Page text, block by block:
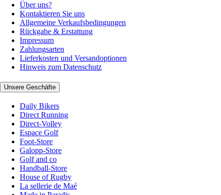
Über uns?
Kontaktieren Sie uns
Allgemeine Verkaufsbedingungen
Rückgabe & Erstattung
Impressum
Zahlungsarten
Lieferkosten und Versandoptionen
Hinweis zum Datenschutz
Unsere Geschäfte
Daily Bikers
Direct Running
Direct-Volley
Espace Golf
Foot-Store
Galopp-Store
Golf and co
Handball-Store
House of Rugby
La sellerie de Maé